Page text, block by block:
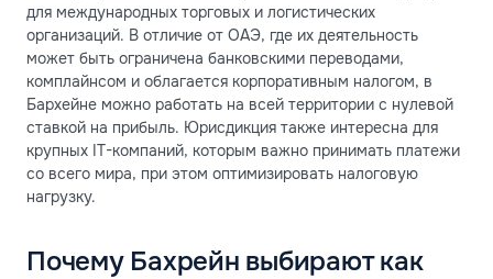
для международных торговых и логистических
организаций. В отличие от ОАЭ, где их деятельность
может быть ограничена банковскими переводами,
комплайнсом и облагается корпоративным налогом, в
Бархейне можно работать на всей территории с нулевой
ставкой на прибыль. Юрисдикция также интересна для
крупных IT-компаний, которым важно принимать платежи
со всего мира, при этом оптимизировать налоговую
нагрузку.
Почему Бахрейн выбирают как